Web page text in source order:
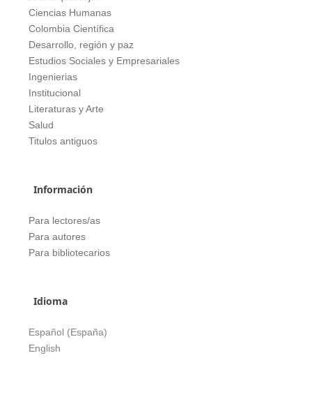
Ciencias Humanas
Colombia Científica
Desarrollo, región y paz
Estudios Sociales y Empresariales
Ingenierias
Institucional
Literaturas y Arte
Salud
Titulos antiguos
Información
Para lectores/as
Para autores
Para bibliotecarios
Idioma
Español (España)
English